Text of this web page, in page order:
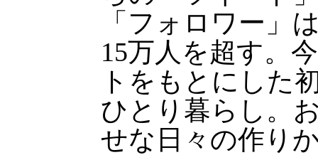
「フォロワー」
15万人を超す。
トをもとにした
ひとり暮らし。
せな日々の作り